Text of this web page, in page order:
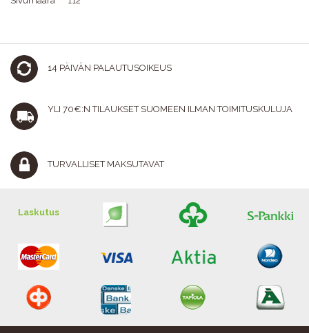
14 PÄIVÄN PALAUTUSOIKEUS
YLI 70€:N TILAUKSET SUOMEEN ILMAN TOIMITUSKULUJA
TURVALLISET MAKSUTAVAT
Laskutus